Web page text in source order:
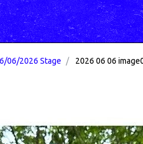
06/2026 Stage 2026 06 06